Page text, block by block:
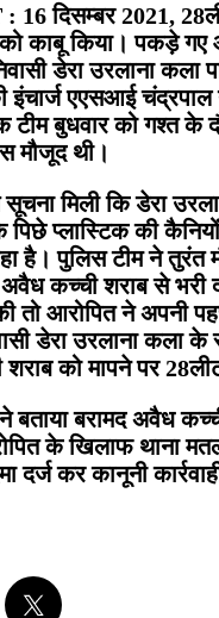
16 दिसम्बर 2021,
काबू किया। पकड़े गए
डेरा उरलाना कला
इंचार्ज एएसआई चंद्रपाल
बुधवार को गश्त के
मौजूद थी।
सूचना मिली कि डेरा
प्लास्टिक की
है। पुलिस टीम ने तुरंत
कच्ची शराब से भरी
तो आरोपित ने अपनी
डेरा उरलाना कला के
को मापने पर
बरामद अवैध
के खिलाफ थाना
दर्ज कर कानूनी